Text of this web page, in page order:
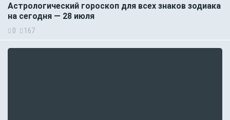
Астрологический гороскоп для всех знаков зодиака
на сегодня — 28 июля
0 167